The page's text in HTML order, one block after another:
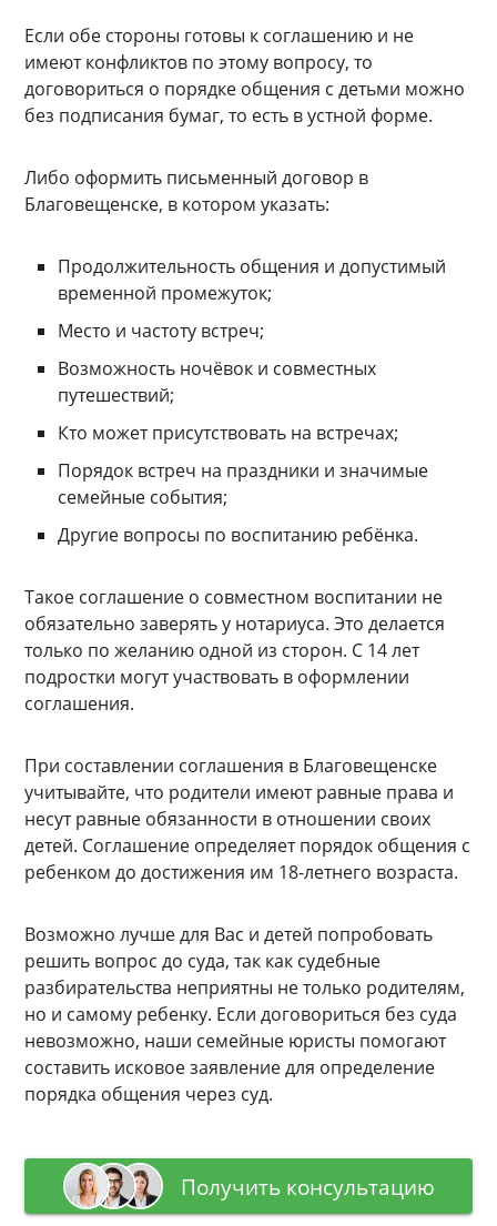
Если обе стороны готовы к соглашению и не
имеют конфликтов по этому вопросу, то
договориться о порядке общения с детьми можно
без подписания бумаг, то есть в устной форме.
Либо оформить письменный договор в
Благовещенске, в котором указать:
Продолжительность общения и допустимый
временной промежуток;
Место и частоту встреч;
Возможность ночёвок и совместных
путешествий;
Кто может присутствовать на встречах;
Порядок встреч на праздники и значимые
семейные события;
Другие вопросы по воспитанию ребёнка.
Такое соглашение о совместном воспитании не
обязательно заверять у нотариуса. Это делается
только по желанию одной из сторон. С 14 лет
подростки могут участвовать в оформлении
соглашения.
При составлении соглашения в Благовещенске
учитывайте, что родители имеют равные права и
несут равные обязанности в отношении своих
детей. Соглашение определяет порядок общения с
ребенком до достижения им 18-летнего возраста.
Возможно лучше для Вас и детей попробовать
решить вопрос до суда, так как судебные
разбирательства неприятны не только родителям,
но и самому ребенку. Если договориться без суда
невозможно, наши семейные юристы помогают
составить исковое заявление для определение
порядка общения через суд.
Получить консультацию